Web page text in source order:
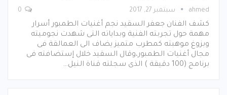
ahmed سبتمبر 27, 2017
كشف الفنان جعفر السقيد نجم أغنيات الطمبور أسرار
مهمة حول تجربته الفنية وبداياته التى شهدت نجوميته
وبزوغ موهبته كمطرب متميز يضاف الى العمالقة فى
مجال أغنيات الطمبور،وقال السقيد خلال إستضافته فى
برنامج (100 دقيقة ) الذى سجلته قناة النيل…